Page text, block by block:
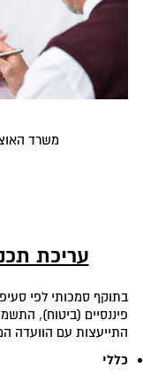
משרד
עריכת
פיננסיים (ביטוח), התשמ"א-1981
התייעצות עם הוועדה
כללי